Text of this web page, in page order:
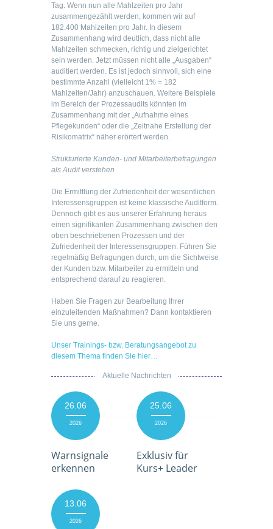
Tag. Wenn nun alle Mahlzeiten pro Jahr
zusammengezählt werden, kommen wir auf
182.400 Mahlzeiten pro Jahr. In diesem
Zusammenhang wird deutlich, dass nicht alle
Mahlzeiten schmecken, richtig und zielgerichtet
sein werden. Jetzt müssen nicht alle „Ausgaben“
auditiert werden. Es ist jedoch sinnvoll, sich eine
bestimmte Anzahl (vielleicht 1% = 182
Mahlzeiten/Jahr) anzuschauen. Weitere Beispiele
im Bereich der Prozessaudits könnten im
Zusammenhang mit der „Aufnahme eines
Pflegekunden“ oder die „Zeitnahe Erstellung der
Risikomatrix“ näher erörtert werden.
Strukturierte Kunden- und Mitarbeiterbefragungen
als Audit verstehen
Die Ermittlung der Zufriedenheit der wesentlichen
Interessensgruppen ist keine klassische Auditform.
Dennoch gibt es aus unserer Erfahrung heraus
einen signifikanten Zusammenhang zwischen den
oben beschriebenen Prozessen und der
Zufriedenheit der Interessensgruppen. Führen Sie
regelmäßig Befragungen durch, um die Sichtweise
der Kunden bzw. Mitarbeiter zu ermitteln und
entsprechend darauf zu reagieren.
Haben Sie Fragen zur Bearbeitung Ihrer
einzuleitenden Maßnahmen? Dann kontaktieren
Sie uns gerne.
Unser Trainings- bzw. Beratungsangebot zu
diesem Thema finden Sie hier…
Aktuelle Nachrichten
26.06
2026
Warnsignale
erkennen
25.06
2026
Exklusiv für
Kurs+ Leader
13.06
2026